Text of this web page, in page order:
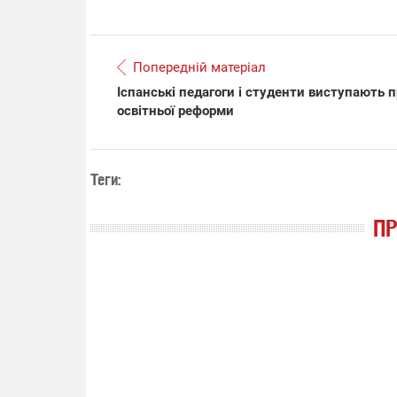
Попередній матеріал
Іспанські педагоги і студенти виступають
освітньої реформи
Теги:
РЕБ і пікапи
збір коштів